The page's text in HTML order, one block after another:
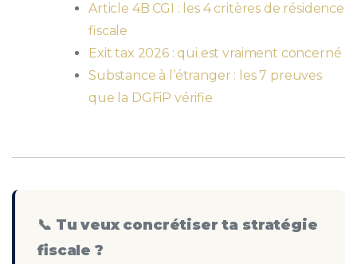
Article 4B CGI : les 4 critères de résidence
fiscale
Exit tax 2026 : qui est vraiment concerné
Substance à l’étranger : les 7 preuves
que la DGFiP vérifie
📞 Tu veux concrétiser ta stratégie
fiscale ?